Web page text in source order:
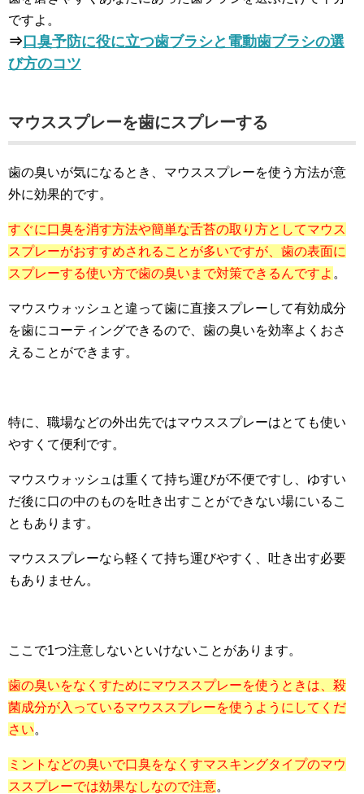
ですよ。
⇒口臭予防に役に立つ歯ブラシと電動歯ブラシの選
び方のコツ
マウススプレーを歯にスプレーする
歯の臭いが気になるとき、マウススプレーを使う方法が意
外に効果的です。
すぐに口臭を消す方法や簡単な舌苔の取り方としてマウス
スプレーがおすすめされることが多いですが、歯の表面に
スプレーする使い方で歯の臭いまで対策できるんですよ 。
マウスウォッシュと違って歯に直接スプレーして有効成分
を歯にコーティングできるので、歯の臭いを効率よくおさ
えることができます。
特に、職場などの外出先ではマウススプレーはとても使い
やすくて便利です。
マウスウォッシュは重くて持ち運びが不便ですし、ゆすい
だ後に口の中のものを吐き出すことができない場にいるこ
ともあります。
マウススプレーなら軽くて持ち運びやすく、吐き出す必要
もありません。
ここで1つ注意しないといけないことがあります。
歯の臭いをなくすためにマウススプレーを使うときは、殺
菌成分が入っているマウススプレーを使うようにしてくだ
さい。
ミントなどの臭いで口臭をなくすマスキングタイプのマウ
ススプレーでは効果なしなので注意。